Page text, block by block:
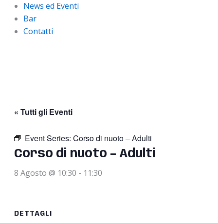
News ed Eventi
Bar
Contatti
« Tutti gli Eventi
Event Series: Corso di nuoto – Adulti
Corso di nuoto – Adulti
8 Agosto @ 10:30 - 11:30
DETTAGLI